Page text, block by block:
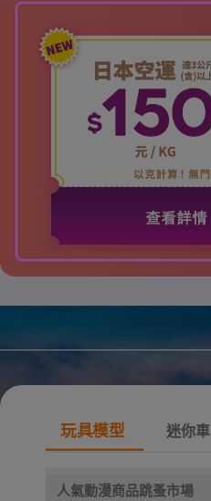
玩具模型 迷你車
人氣動漫商品跳蚤市場